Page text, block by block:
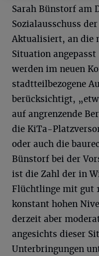
Sarah Bünstorf am
Sozialausschuss
Aktualisiert, an die
Situation
werden im neuen
stadtteilbezogene
berücksichtigt,
auf angrenzende
die KiTa-
oder auch die
Bünstorf bei der
ist die Zahl der in
Flüchtlinge mit gut
konstant hohen
derzeit aber
angesichts dieser
Unterbringungen